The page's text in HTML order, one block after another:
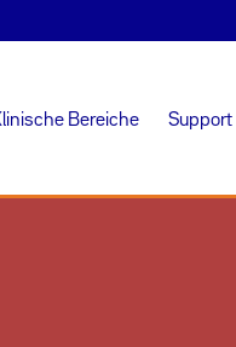
Bereiche Support